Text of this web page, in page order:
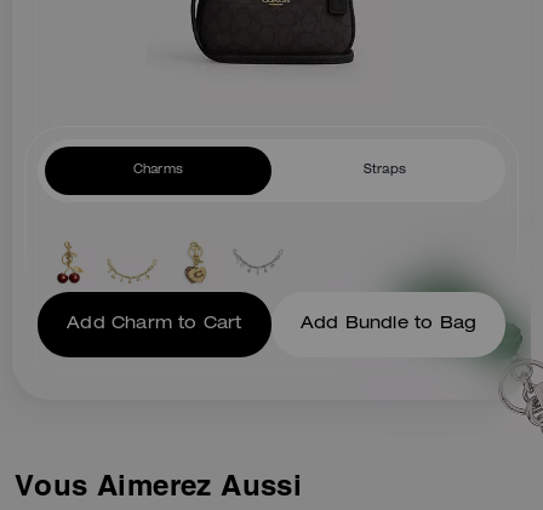
Charms Straps
Add Charm to Cart Add Bundle to Bag
Vous Aimerez Aussi